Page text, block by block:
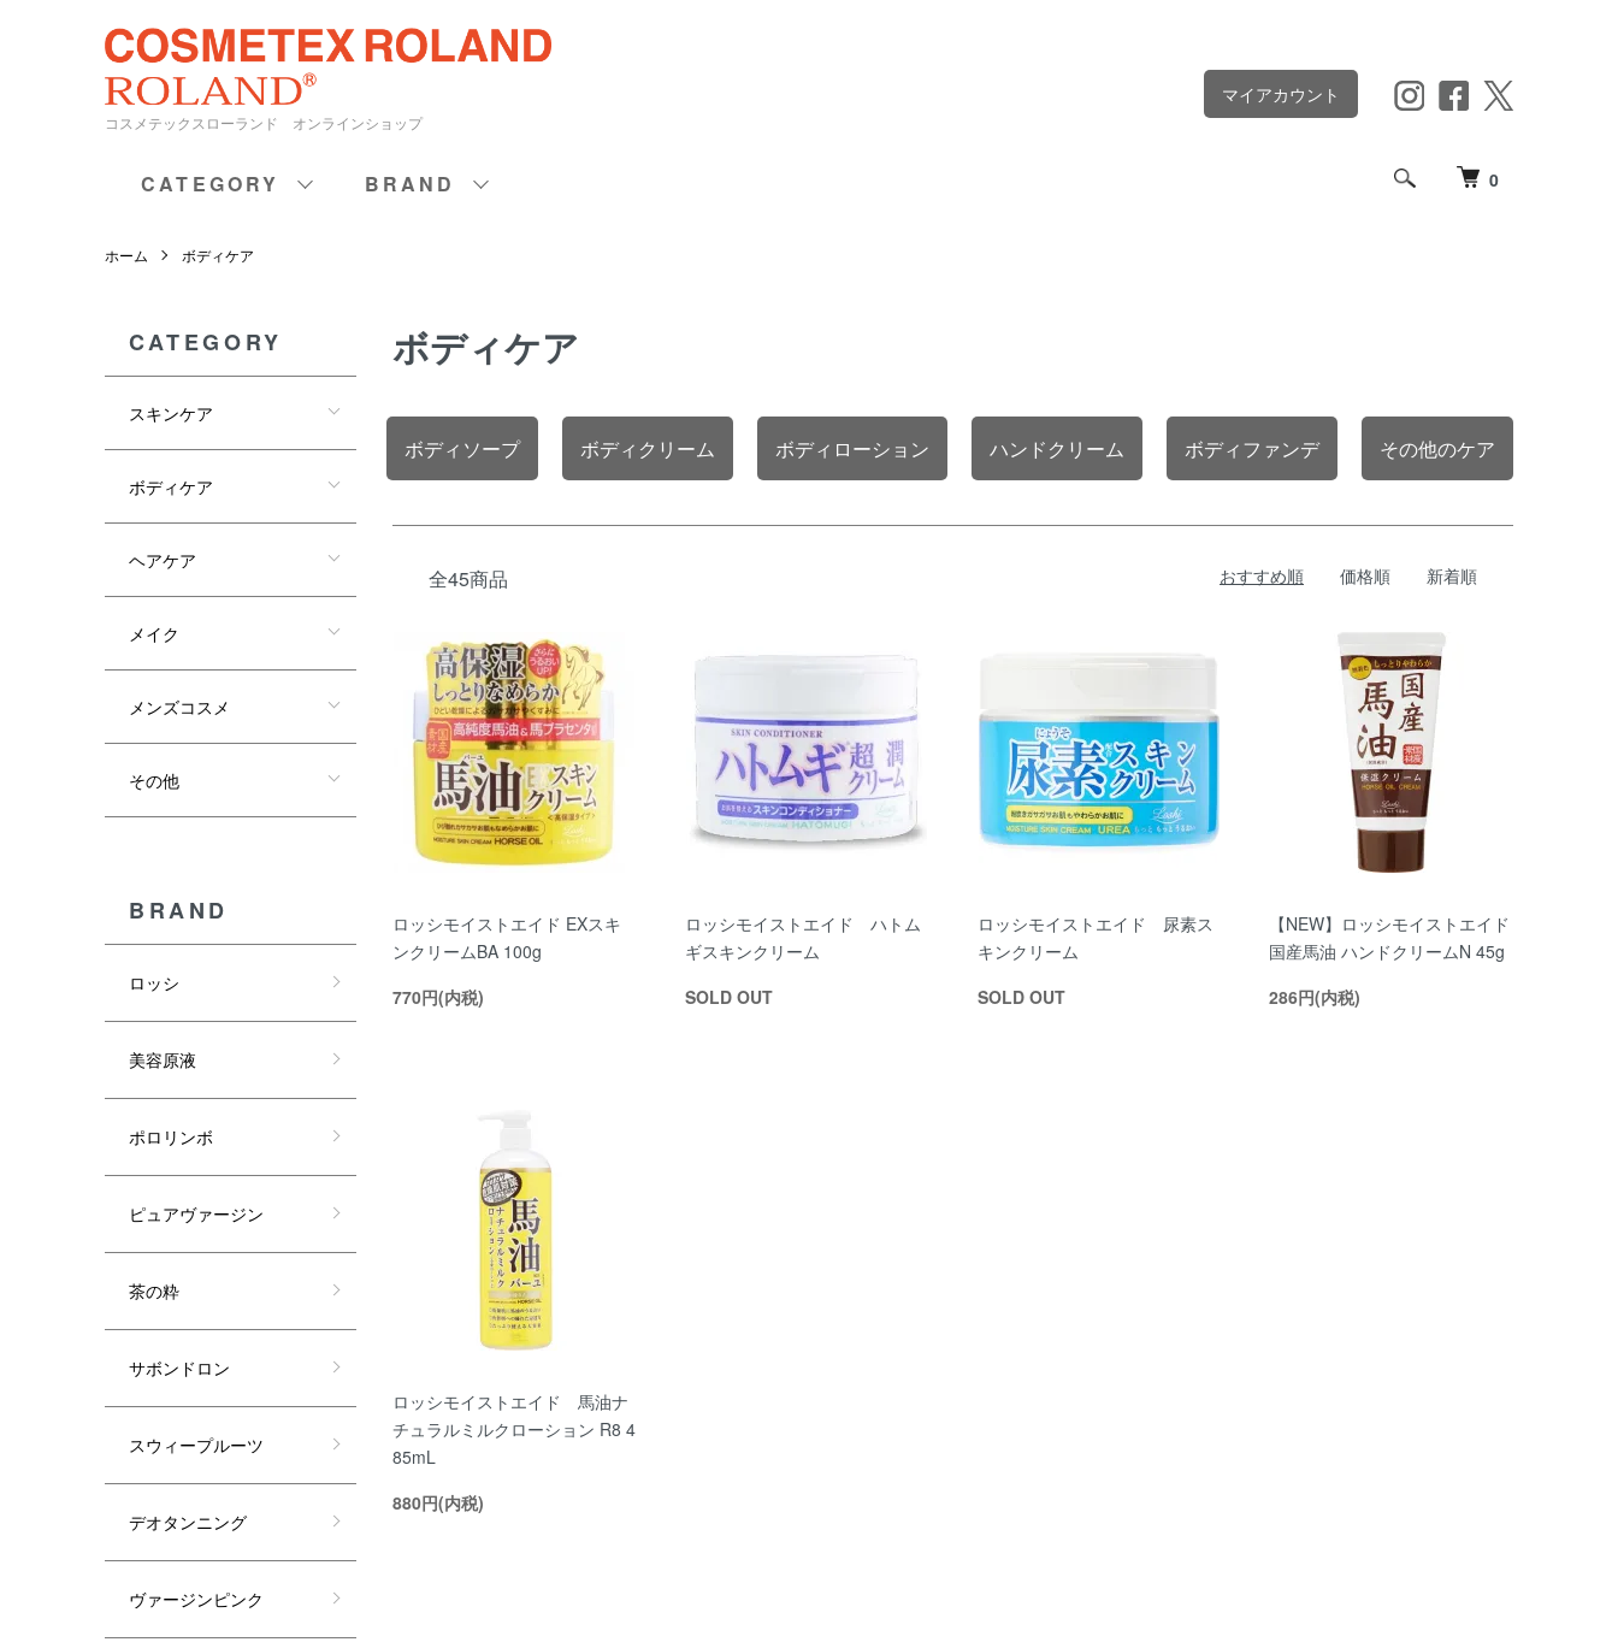
コスメテックスローランド オンラインショップ
0
CATEGORY BRAND
マイアカウント
ホーム ボディケア
ボディケア
カテゴリー一覧
ボディソープ
ボディクリーム ボディローション ハンドクリーム ボディファンデ その他のケア
全45商品 おすすめ順 価格順 新着順
ロッシモイストエイド EXスキ
ンクリームBA 100g
770円(内税)
ロッシモイストエイド ハトム
ギスキンクリーム
SOLD OUT
ロッシモイストエイド 尿素ス
キンクリーム
SOLD OUT
【NEW】ロッシモイストエイド
国産馬油 ハンドクリームN 45g
286円(内税)
ロッシモイストエイド 馬油ナ
チュラルミルクローション R8 4
85mL
880円(内税)
CATEGORY
スキンケア
ボディケア
ヘアケア
メイク
メンズコスメ
その他
BRAND
ロッシ
美容原液
ポロリンボ
ピュアヴァージン
茶の粋
サボンドロン
スウィープルーツ
デオタンニング
ヴァージンピンク